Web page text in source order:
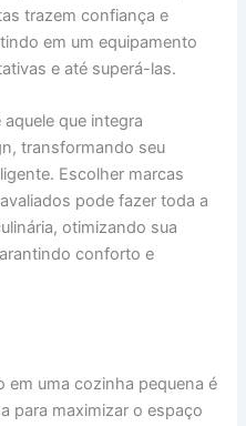
trazem confiança e
em um equipamento
e até superá-las.
que integra
transformando seu
Escolher marcas
pode fazer toda a
otimizando sua
conforto e
uma cozinha pequena é
para maximizar o espaço